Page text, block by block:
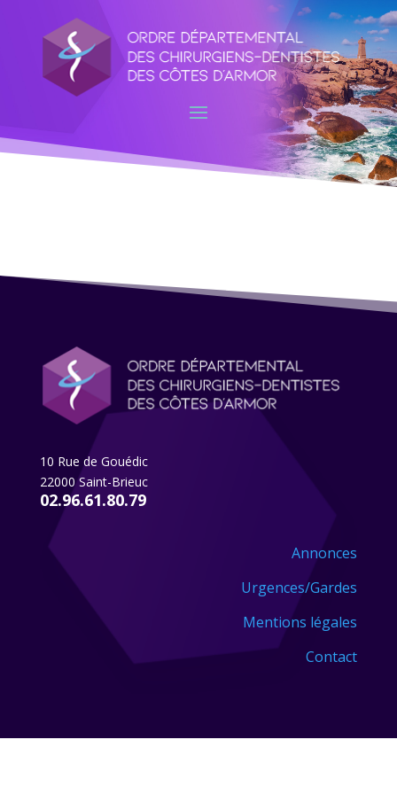
10 Rue de Gouédic
22000 Saint-Brieuc
02.96.61.80.79
Annonces
Urgences/Gardes
Mentions légales
Contact